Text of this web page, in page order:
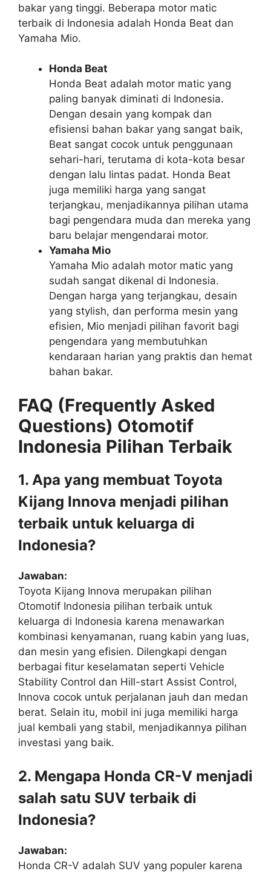
bakar yang tinggi. Beberapa motor matic
terbaik di Indonesia adalah Honda Beat dan
Yamaha Mio.
Honda Beat
Honda Beat adalah motor matic yang
paling banyak diminati di Indonesia.
Dengan desain yang kompak dan
efisiensi bahan bakar yang sangat baik,
Beat sangat cocok untuk penggunaan
sehari-hari, terutama di kota-kota besar
dengan lalu lintas padat. Honda Beat
juga memiliki harga yang sangat
terjangkau, menjadikannya pilihan utama
bagi pengendara muda dan mereka yang
baru belajar mengendarai motor.
Yamaha Mio
Yamaha Mio adalah motor matic yang
sudah sangat dikenal di Indonesia.
Dengan harga yang terjangkau, desain
yang stylish, dan performa mesin yang
efisien, Mio menjadi pilihan favorit bagi
pengendara yang membutuhkan
kendaraan harian yang praktis dan hemat
bahan bakar.
FAQ (Frequently Asked
Questions) Otomotif
Indonesia Pilihan Terbaik
1. Apa yang membuat Toyota
Kijang Innova menjadi pilihan
terbaik untuk keluarga di
Indonesia?
Jawaban:
Toyota Kijang Innova merupakan pilihan
Otomotif Indonesia pilihan terbaik untuk
keluarga di Indonesia karena menawarkan
kombinasi kenyamanan, ruang kabin yang luas,
dan mesin yang efisien. Dilengkapi dengan
berbagai fitur keselamatan seperti Vehicle
Stability Control dan Hill-start Assist Control,
Innova cocok untuk perjalanan jauh dan medan
berat. Selain itu, mobil ini juga memiliki harga
jual kembali yang stabil, menjadikannya pilihan
investasi yang baik.
2. Mengapa Honda CR-V menjadi
salah satu SUV terbaik di
Indonesia?
Jawaban:
Honda CR-V adalah SUV yang populer karena